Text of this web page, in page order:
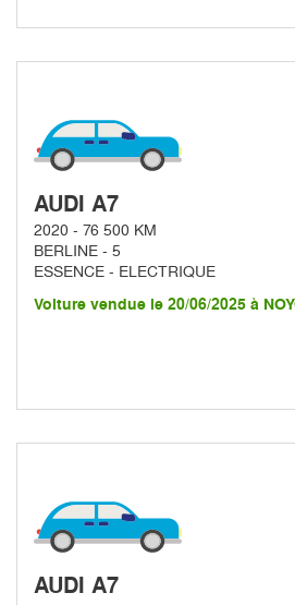
AUDI A7
2020 - 76 500 KM
BERLINE - 5
ESSENCE - ELECTRIQUE
Voiture vendue le 20/06/2025 à
AUDI A7